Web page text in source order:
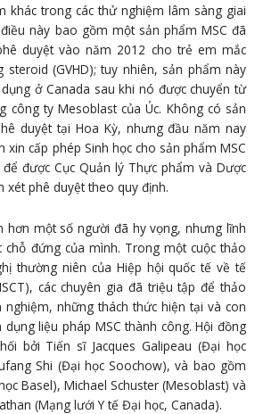
khác trong các thử nghiệm lâm sàng giai
này bao gồm một sản phẩm MSC đã
duyệt vào năm 2012 cho trẻ em mắc
steroid (GVHD); tuy nhiên, sản phẩm này
ở Canada sau khi nó được chuyển từ
công ty Mesoblast của Úc. Không có sản
duyệt tại Hoa Kỳ, nhưng đầu năm nay
cấp phép Sinh học cho sản phẩm MSC
được Cục Quản lý Thực phẩm và Dược
xét phê duyệt theo quy định.
hơn một số người đã hy vọng, nhưng lĩnh
chỗ đứng của mình. Trong một cuộc thảo
thường niên của Hiệp hội quốc tế về tế
các chuyên gia đã triệu tập để thảo
nghiệm, những thách thức hiện tại và con
liệu pháp MSC thành công. Hội đồng
bởi Tiến sĩ Jacques Galipeau (Đại học
Shi (Đại học Soochow), và bao gồm
Basel), Michael Schuster (Mesoblast) và
(Mạng lưới Y tế Đại học, Canada).